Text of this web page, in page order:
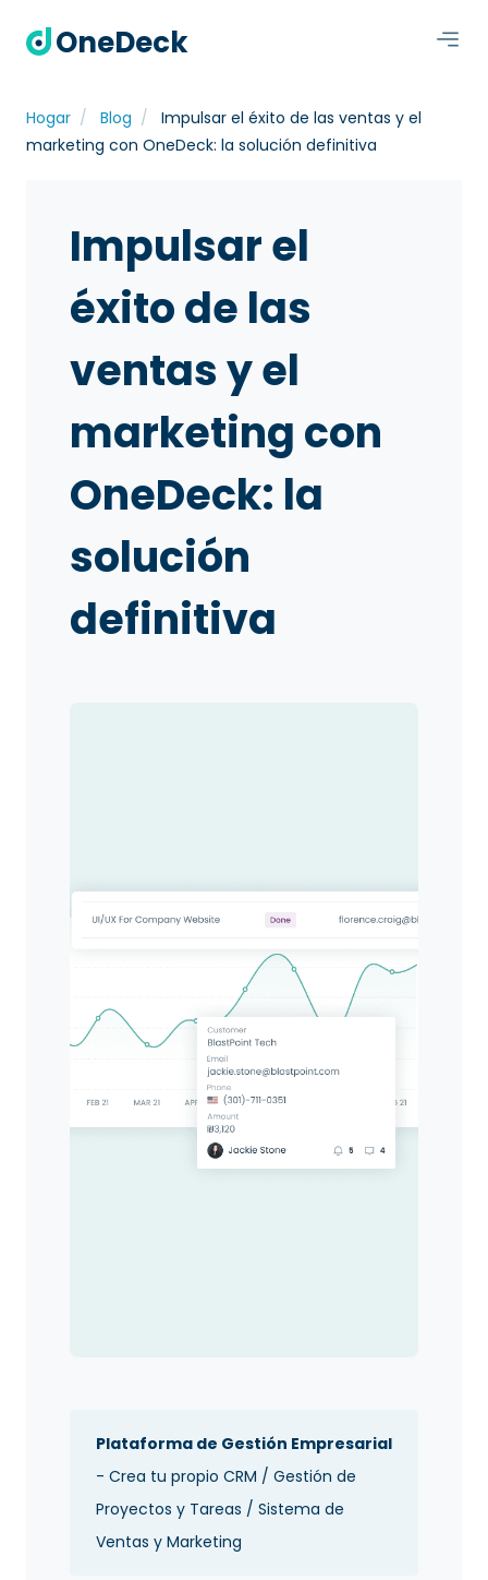
OneDeck
Hogar Blog
Impulsar el éxito de las ventas y el
marketing con OneDeck: la solución definitiva
Impulsar el
éxito de las
ventas y el
marketing con
OneDeck: la
solución
definitiva
Plataforma de Gestión Empresarial
- Crea tu propio CRM / Gestión de
Proyectos y Tareas / Sistema de
Ventas y Marketing